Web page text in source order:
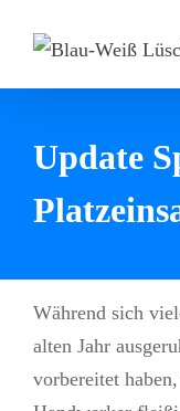
Inhalt
Update
Während sich
alten Jahr
vorbereitet